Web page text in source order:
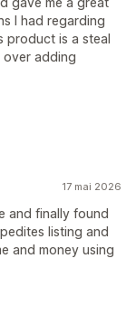
I had regarding
product is a steal
over adding
17 mai 2026
and finally found
listing and
and money using